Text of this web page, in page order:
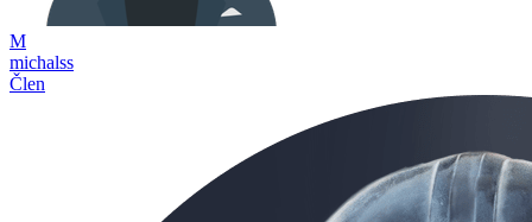
M
michalss
Člen